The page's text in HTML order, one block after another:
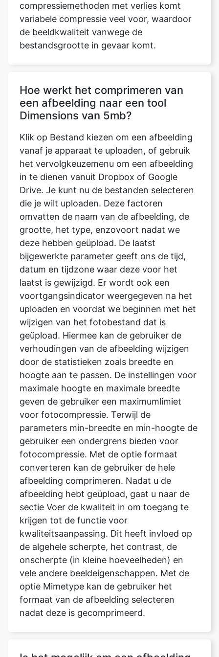
bestandsgrootte in gevaar komt.
Hoe werkt het comprimeren van
Klik op Bestand kiezen om een afbeelding
vanaf je apparaat te uploaden, of gebruik
in te dienen vanuit Dropbox of Google
Drive. Je kunt nu de bestanden selecteren
die je wilt uploaden. Deze factoren
omvatten de naam van de afbeelding, de
grootte, het type, enzovoort nadat we
deze hebben geüpload. De laatst
bijgewerkte parameter geeft ons de tijd,
datum en tijdzone waar deze voor het
laatst is gewijzigd. Er wordt ook een
voortgangsindicator weergegeven na het
uploaden en voordat we beginnen met het
wijzigen van het fotobestand dat is
geüpload. Hiermee kan de gebruiker de
verhoudingen van de afbeelding wijzigen
door de statistieken zoals breedte en
hoogte aan te passen. De instellingen voor
maximale hoogte en maximale breedte
geven de gebruiker een maximumlimiet
voor fotocompressie. Terwijl de
parameters min-breedte en min-hoogte de
gebruiker een ondergrens bieden voor
fotocompressie. Met de optie formaat
converteren kan de gebruiker de hele
afbeelding comprimeren. Nadat u de
afbeelding hebt geüpload, gaat u naar de
sectie Voer de kwaliteit in om toegang te
krijgen tot de functie voor
kwaliteitsaanpassing. Dit heeft invloed op
de algehele scherpte, het contrast, de
onscherpte (in kleine hoeveelheden) en
vele andere beeldeigenschappen. Met de
optie Mimetype kan de gebruiker het
formaat van de afbeelding selecteren
nadat deze is gecomprimeerd.
Is het mogelijk om een afbeelding
Er wordt geen kwaliteit verkregen door het